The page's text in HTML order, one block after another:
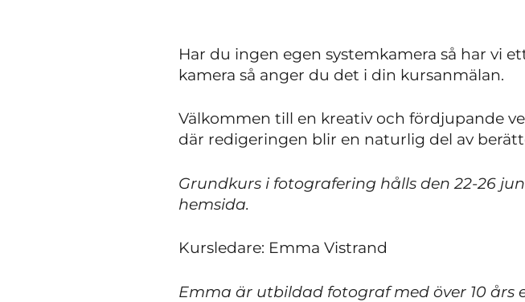
Har du ingen egen systemkamera så har vi
kamera så anger du det i din kursanmälan.
Välkommen till en kreativ och fördjupande
där redigeringen blir en naturlig del av
Grundkurs i fotografering hålls den 22-26
hemsida.
Kursledare: Emma Vistrand
Emma är utbildad fotograf med över 10